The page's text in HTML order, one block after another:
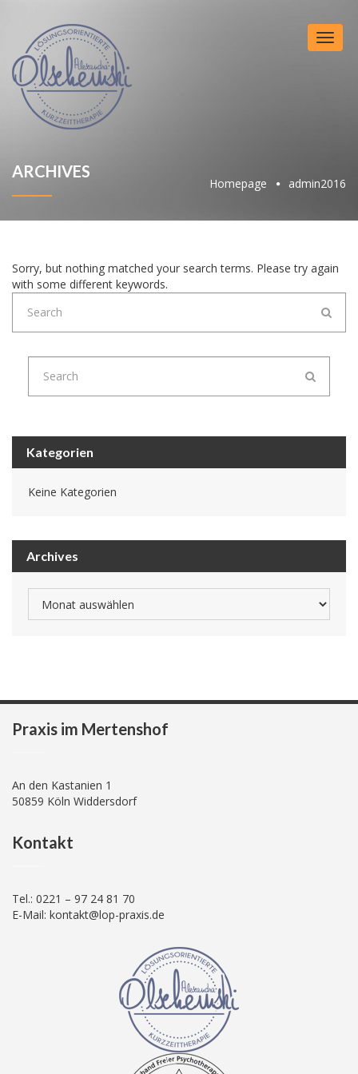
ARCHIVES
Homepage admin2016
Sorry, but nothing matched your search terms. Please try again
with some different keywords.
Kategorien
Keine Kategorien
Archives
Praxis im Mertenshof
An den Kastanien 1
50859 Köln Widdersdorf
Kontakt
Tel.: 0221 – 97 24 81 70
E-Mail: kontakt@lop-praxis.de